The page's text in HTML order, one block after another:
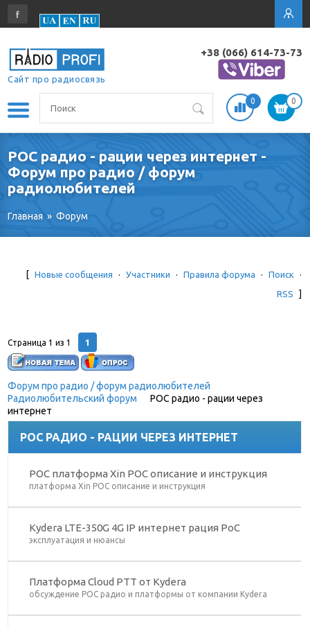
Сайт про радиосвязь
+38 (066) 614-73-73
0 0
POC радио - рации через интернет -
Форум про радио / форум
радиолюбителей
Главная » Форум
[ Новые сообщения · Участники · Правила форума · Поиск
·
RSS
]
Страница1 из1 1
Форум про радио / форум радиолюбителей
Радиолюбительский форум
POC радио - рации через
интернет
POC РАДИО - РАЦИИ ЧЕРЕЗ ИНТЕРНЕТ
POC платформа Xin POC описание и инструкция
платформа Xin POC описание и инструкция
Kydera LTE-350G 4G IP интернет рация PoC
эксплуатация и нюансы
Платформа Cloud PTT от Kydera
обсуждение POC радио и платформы от компании Kydera